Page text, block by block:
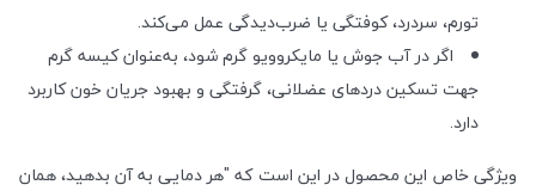
تورم، سردرد، کوفتگی یا ضرب‌دیدگی عمل می‌کند.
اگر در آب جوش یا مایکروویو گرم شود، به‌عنوان کیسه گرم
جهت تسکین دردهای عضلانی، گرفتگی و بهبود جریان خون کاربرد
دارد.
ویژگی خاص این محصول در این است که "هر دمایی به آن بدهید، همان